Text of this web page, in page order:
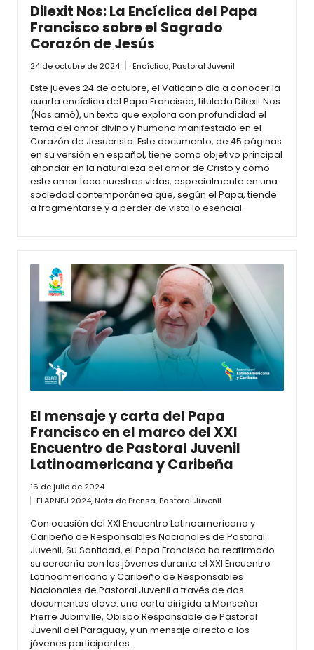
Dilexit Nos: La Encíclica del Papa
Francisco sobre el Sagrado
Corazón de Jesús
24 de octubre de 2024 Encíclica,Pastoral Juvenil
Este jueves 24 de octubre, el Vaticano dio a conocer la
cuarta encíclica del Papa Francisco, titulada Dilexit Nos
(Nos amó), un texto que explora con profundidad el
tema del amor divino y humano manifestado en el
Corazón de Jesucristo. Este documento, de 45 páginas
en su versión en español, tiene como objetivo principal
ahondar en la naturaleza del amor de Cristo y cómo
este amor toca nuestras vidas, especialmente en una
sociedad contemporánea que, según el Papa, tiende
a fragmentarse y a perder de vista lo esencial.
El mensaje y carta del Papa
Francisco en el marco del XXI
Encuentro de Pastoral Juvenil
Latinoamericana y Caribeña
16 de julio de 2024
ELARNPJ 2024,Nota de Prensa,Pastoral Juvenil
Con ocasión del XXI Encuentro Latinoamericano y
Caribeño de Responsables Nacionales de Pastoral
Juvenil, Su Santidad, el Papa Francisco ha reafirmado
su cercanía con los jóvenes durante el XXI Encuentro
Latinoamericano y Caribeño de Responsables
Nacionales de Pastoral Juvenil a través de dos
documentos clave: una carta dirigida a Monseñor
Pierre Jubinville, Obispo Responsable de Pastoral
Juvenil del Paraguay, y un mensaje directo a los
jóvenes participantes.